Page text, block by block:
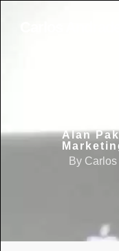
Alan
By Carlos